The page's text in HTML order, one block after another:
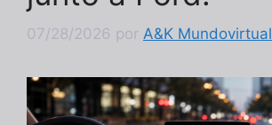
07/28/2026 por A&K Mundovirtual